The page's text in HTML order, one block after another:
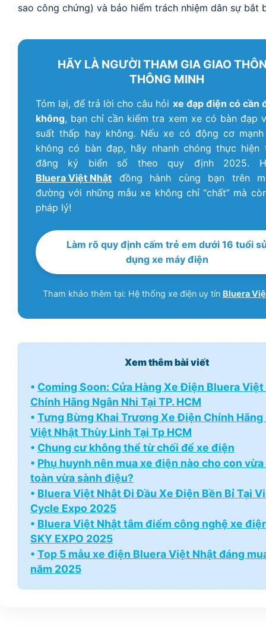
sao công chứng) và bảo hiểm trách nhiệm dân sự bắt
HÃY LÀ NGƯỜI THAM GIA GIAO
THÔNG MINH
Tóm lại, để trả lời cho câu hỏi xe đạp điện có cần
không, bạn chỉ cần kiểm tra xem xe có bàn đạp
suất thấp hay không. Nếu xe có động cơ
không có bàn đạp, hãy nhanh chóng thực hiện
đăng ký biển số theo quy định 2025.
Bluera Việt Nhật đồng hành cùng bạn trên
đường với những mẫu xe không chỉ “chất” mà
pháp lý!
Làm rõ quy định cấm trẻ em dưới 16 tuổi
dụng xe máy điện
Tham khảo thêm tại: Hệ thống xe điện uy tín Bluera
Xem thêm bài viết
• Coming Soon: Cửa Hàng Xe Điện Bluera Việt
Chính Hãng Ngân Nhi Tại TP. HCM
• Tưng Bừng Khai Trương Xe Điện Chính Hãng
Việt Nhật Thùy Linh Tại Tp HCM
• Chung cư không thể từ chối để xe điện
• Phụ huynh nên mua xe điện nào cho con vừa
toàn vừa sành điệu?
• Bluera Việt Nhật Đi Đầu Xe Điện Bền Bỉ Tại
Cycle Expo 2025
• Bluera Việt Nhật tâm điểm công nghệ xe
SKY EXPO 2025
• Top 5 mẫu xe điện Bluera Việt Nhật đáng
năm 2025